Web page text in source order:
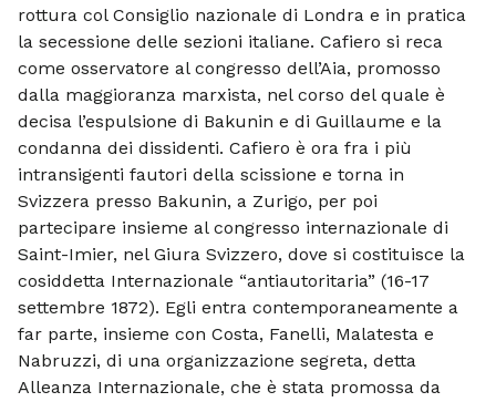
rottura col Con­siglio nazionale di Londra e in pratica
la secessione delle sezioni italiane. Cafiero si reca
come osservatore al congresso del­l’Aia, promosso
dalla maggioranza marxi­sta, nel corso del quale è
decisa l’espul­sione di Bakunin e di Guillaume e la
con­danna dei dissidenti. Cafiero è ora fra i più
intransigenti fautori della scissione e torna in
Svizzera presso Bakunin, a Zurigo, per poi
partecipare insieme al congresso internazionale di
Saint-Imier, nel Giura Svizzero, dove si costituisce la
cosiddetta Internazionale “antiautoritaria” (16-17
settembre 1872). Egli entra contemporaneamen­te a
far parte, insieme con Costa, Fanelli, Malatesta e
Nabruzzi, di una organizza­zione segreta, detta
Alleanza Internazio­nale, che è stata promossa da